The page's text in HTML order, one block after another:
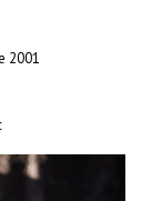
2001